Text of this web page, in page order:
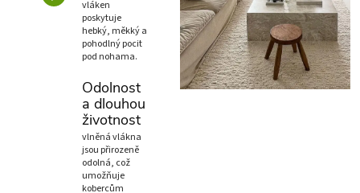
vláken
poskytuje
hebký, měkký a
pohodlný pocit
pod nohama.
Odolnost
a dlouhou
životnost
vlněná vlákna
jsou přirozeně
odolná, což
umožňuje
kobercům